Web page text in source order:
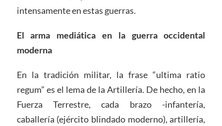
intensamente en estas guerras.
El arma mediática en la guerra occidental
moderna
En la tradición militar, la frase “ultima ratio
regum” es el lema de la Artillería. De hecho, en la
Fuerza Terrestre, cada brazo -infantería,
caballería (ejército blindado moderno), artillería,